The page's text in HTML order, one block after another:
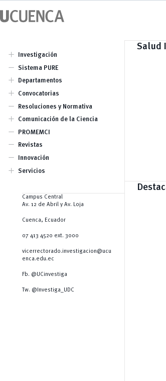
al
contenido
Investigación
add
Vicerrectorado
Sistema PURE
remove
Departamentos
add
Biociencias
Economía, Empresa y Desarrollo
Educación
Ingeniería Eléctrica, Electrónica y
Telecomunicaciones
Población
Producción
Convocatorias
add
XXI Concurso Universitario de
Proyectos de Investigación
Resoluciones y Normativa
remove
Comunicación de la Ciencia
add
Webinars
PROMEMCI
remove
Revistas
remove
Innovación
remove
Servicios
add
Campus Central
Av. 12 de Abril y Av. Loja
Cuenca, Ecuador
07 413 4520 ext. 3000
vicerrectorado.investigacion@ucu
enca.edu.ec
Fb. @UCinvestiga
Tw. @Investiga_UDC
Salud